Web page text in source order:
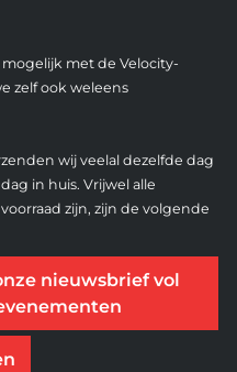
met de Velocity-
zelf ook weleens
wij veelal dezelfde dag
in huis. Vrijwel alle
zijn, zijn de volgende
nieuwsbrief vol